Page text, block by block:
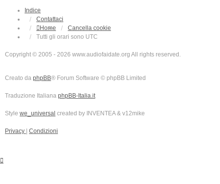
Indice
Contattaci
Home
Cancella cookie
Tutti gli orari sono UTC
Copyright © 2005 - 2026 www.audiofaidate.org All rights reserved.
Creato da phpBB® Forum Software © phpBB Limited
Traduzione Italiana phpBB-Italia.it
Style we_universal created by INVENTEA & v12mike
Privacy | Condizioni